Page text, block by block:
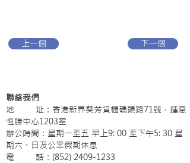
上一個 下一個
聯絡我們
地 址：香港新界葵芳貨櫃碼頭路71號，鍾意
恆勝中心1203室
辦公時間：星期一至五 早上9: 00 至下午5: 30 星
期六、日及公眾假期休息
電 話：(852) 2409-1233